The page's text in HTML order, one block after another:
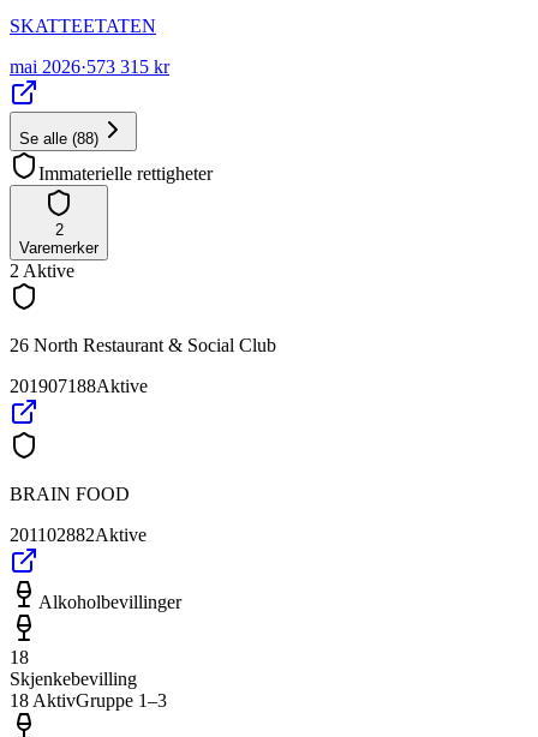
SKATTEETATEN
mai 2026·573 315 kr
Se alle (88)
Immaterielle rettigheter
2
Varemerker
2 Aktive
26 North Restaurant & Social Club
201907188Aktive
BRAIN FOOD
201102882Aktive
Alkoholbevillinger
18
Skjenkebevilling
18 AktivGruppe 1–3